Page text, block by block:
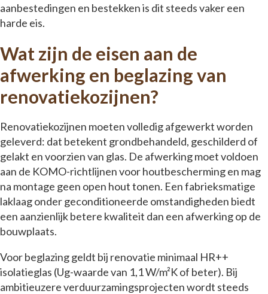
aanbestedingen en bestekken is dit steeds vaker een
harde eis.
Wat zijn de eisen aan de
afwerking en beglazing van
renovatiekozijnen?
Renovatiekozijnen moeten volledig afgewerkt worden
geleverd: dat betekent grondbehandeld, geschilderd of
gelakt en voorzien van glas. De afwerking moet voldoen
aan de KOMO-richtlijnen voor houtbescherming en mag
na montage geen open hout tonen. Een fabrieksmatige
laklaag onder geconditioneerde omstandigheden biedt
een aanzienlijk betere kwaliteit dan een afwerking op de
bouwplaats.
Voor beglazing geldt bij renovatie minimaal HR++
isolatieglas (Ug-waarde van 1,1 W/m²K of beter). Bij
ambitieuzere verduurzamingsprojecten wordt steeds